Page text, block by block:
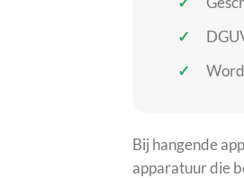
Bij hangende
apparatuur die